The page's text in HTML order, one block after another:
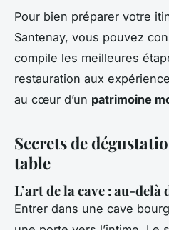
Pour bien préparer votre
Santenay, vous pouvez
compile les meilleures
restauration aux
au cœur d’un patrimoine
Secrets de
table
L’art de la cave : au-
Entrer dans une cave